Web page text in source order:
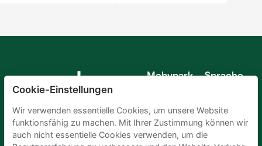
Mobypark
Sprache
Spanisch
Französisch
Italienisch
Cookie-Einstellungen
Wir verwenden essentielle Cookies, um unsere Website
funktionsfähig zu machen. Mit Ihrer Zustimmung können wir
auch nicht essentielle Cookies verwenden, um die